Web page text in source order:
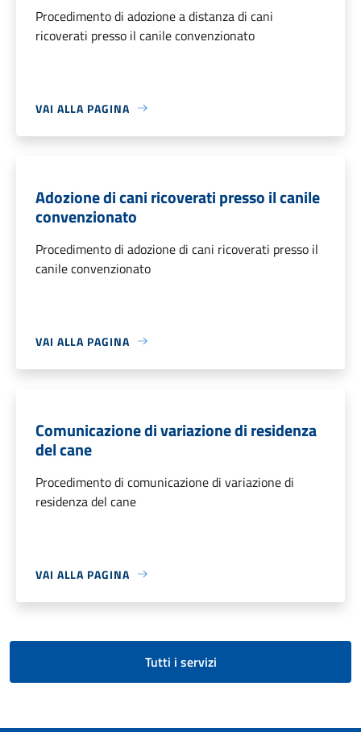
Procedimento di adozione a distanza di cani
ricoverati presso il canile convenzionato
VAI ALLA PAGINA
Adozione di cani ricoverati presso il canile
convenzionato
Procedimento di adozione di cani ricoverati presso il
canile convenzionato
VAI ALLA PAGINA
Comunicazione di variazione di residenza
del cane
Procedimento di comunicazione di variazione di
residenza del cane
VAI ALLA PAGINA
Tutti i servizi